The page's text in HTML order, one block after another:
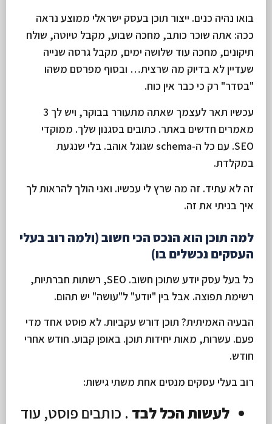
בואו נהיה כנים. ייצור תוכן בעסק ישראלי ממוצע נראה
ככה: אתה שוכר כותב, מחכה שבוע, מקבל טיוטה, שולח
תיקונים, מחכה עוד שלושה ימים, מקבל גרסה שנייה
שעדיין לא בדיוק מה שרצית… ובסוף מפרסם משהו
"בסדר" רק כי כבר אין כוח.
עכשיו תאר לעצמך שאתה מתעורר בבוקר, ויש לך 3
מאמרים חדשים באתר. כתובים בסגנון שלך. ממוקדי
SEO. עם כל ה-schema שגוגל אוהב.
בלי שנגעת
במקלדת.
זה לא עתיד. זה מה שרץ לי עכשיו. ואני הולך להראות לך
איך בניתי את זה.
למה תוכן הוא הנכס הכי חשוב (ולמה רוב בעלי
העסקים נכשלים בו)
כל בעל עסק יודע שתוכן חשוב. SEO, רשתות חברתיות,
רשימת תפוצה. אבל בין "יודע" ל"עושה" יש תהום.
הבעיה האמיתית? תוכן דורש עקביות. לא פוסט אחד מדי
פעם. עשרות, מאות יחידות תוכן. באופן קבוע. חודש אחרי
חודש.
רוב בעלי עסקים מנסים אחת משתי גישות:
לעשות הכל לבד . כותבים פוסט, עוד